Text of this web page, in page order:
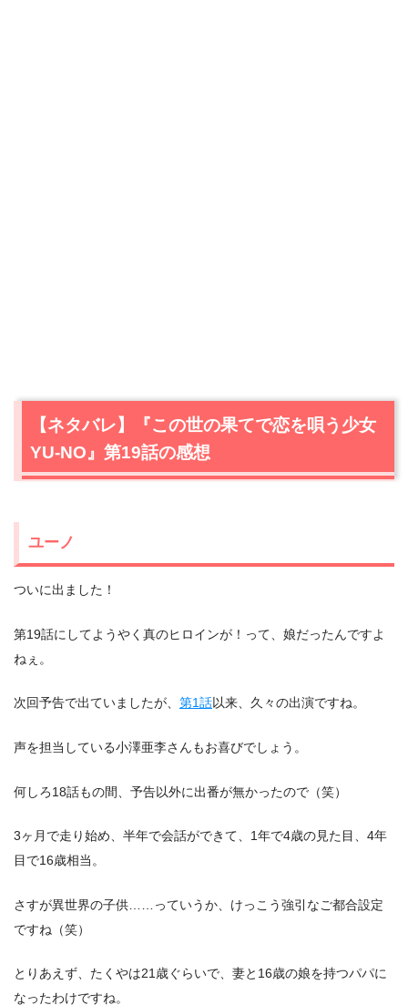
【ネタバレ】『この世の果てで恋を唄う少女
YU-NO』第19話の感想
ユーノ
ついに出ました！
第19話にしてようやく真のヒロインが！って、娘だったんですよ
ねぇ。
次回予告で出ていましたが、 第1話以来、久々の出演ですね。
声を担当している小澤亜李さんもお喜びでしょう。
何しろ18話もの間、予告以外に出番が無かったので（笑）
3ヶ月で走り始め、半年で会話ができて、1年で4歳の見た目、4年
目で16歳相当。
さすが異世界の子供……っていうか、けっこう強引なご都合設定
ですね（笑）
とりあえず、たくやは21歳ぐらいで、妻と16歳の娘を持つパパに
なったわけですね。